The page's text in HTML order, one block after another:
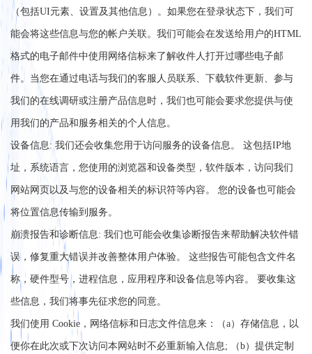
（包括UI元素、设置及其他信息）。如果您在登录状态下，我们可
能会将这些信息与您的帐户关联。我们可能会在发送给用户的HTML
格式的电子邮件中使用网络信标来了解收件人打开过哪些电子邮
件。当您在通过电话与我们的客服人员联系、下载软件更新、参与
我们的在线调研或注册产品信息时，我们也可能会要求您提供与使
用我们的产品和服务相关的个人信息。
设备信息: 我们还会收集您用于访问服务的设备信息。 这包括IP地
址，系统语言，您使用的浏览器和设备类型，软件版本，访问我们
网站网页以及与您的设备相关的标识符等内容。 您的设备也可能会
将位置信息传输到服务。
崩溃报告和诊断信息: 我们也可能会收集诊断报告来帮助解决软件错
误，修复重大错误并改善整体用户体验。 这些报告可能包含文件名
称，硬件型号，进程信息，应用程序和设备信息等内容。 要收集这
些信息，我们将事先征求您的同意。
我们使用 Cookie，网络信标和日志文件信息来：（a）存储信息，以
便你在此次或下次访问本网站时不必重新输入信息; （b）提供定制